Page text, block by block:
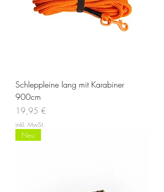
Schleppleine lang mit Karabiner
900cm
Preis
19,95 €
inkl. MwSt.
Neu